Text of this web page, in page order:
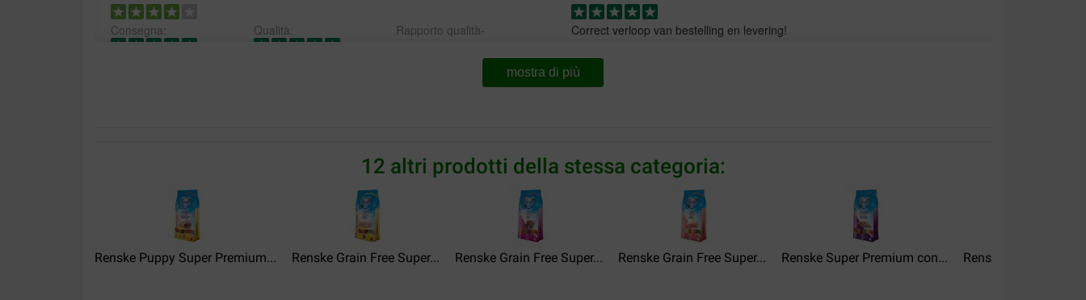
Consegna: Qualità:
Rapporto qualità-
Correct verloop van bestelling en levering!
Keurig op tijd geleverd en de bekende kwaliteit voor een gunstige prijs
14-04-2022
Remy was een moeilijke eter, en nu... Top.
mostra di più
12 altri prodotti della stessa categoria:
Renske Puppy Super Premium... Renske Grain Free Super... Renske Grain Free Super... Renske Grain Free Super... Renske Super Premium con... Renske Super